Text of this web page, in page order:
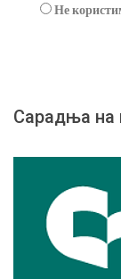
Не
Сарадња на